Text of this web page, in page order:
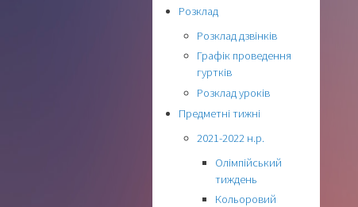
Розклад
Розклад дзвінків
Графік проведення
гуртків
Розклад уроків
Предметні тижні
2021-2022 н.р.
Олімпійський
тиждень
Кольоровий